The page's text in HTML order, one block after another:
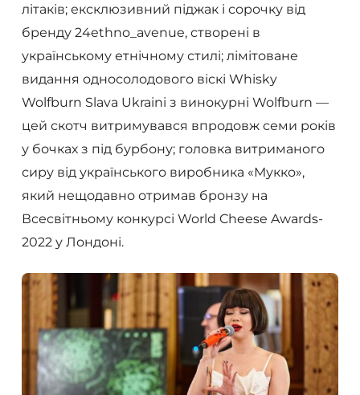
літаків; ексклюзивний піджак і сорочку від
бренду 24ethno_avenue, створені в
українському етнічному стилі; лімітоване
видання односолодового віскі Whisky
Wolfburn Slava Ukraini з винокурні Wolfburn —
цей скотч витримувався впродовж семи років
у бочках з під бурбону; головка витриманого
сиру від українського виробника «Мукко»,
який нещодавно отримав бронзу на
Всесвітньому конкурсі World Cheese Awards-
2022 у Лондоні.